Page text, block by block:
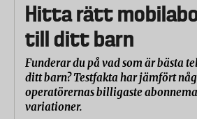
Hitta rätt
till ditt barn
Funderar du på vad som är bästa
ditt barn? Testfakta har jämfört
operatörernas billigaste
variationer.